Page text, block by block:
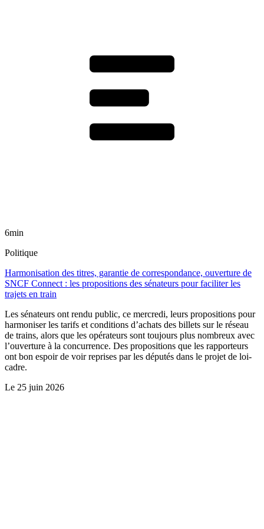
6min
Politique
Harmonisation des titres, garantie de correspondance, ouverture de
SNCF Connect : les propositions des sénateurs pour faciliter les
trajets en train
Les sénateurs ont rendu public, ce mercredi, leurs propositions pour
harmoniser les tarifs et conditions d’achats des billets sur le réseau
de trains, alors que les opérateurs sont toujours plus nombreux avec
l’ouverture à la concurrence. Des propositions que les rapporteurs
ont bon espoir de voir reprises par les députés dans le projet de loi-
cadre.
Le 25 juin 2026